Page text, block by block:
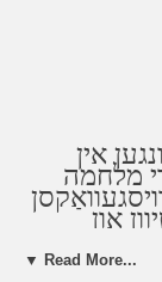
אין
די מלחמה
און
פֿון
געקומען
▼ Read More...